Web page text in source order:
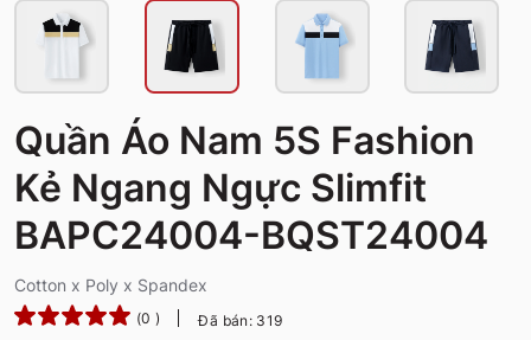
Quần Áo Nam 5S Fashion
Kẻ Ngang Ngực Slimfit
BAPC24004-BQST24004
Cotton x Poly x Spandex
(0 ) Đã bán: 319